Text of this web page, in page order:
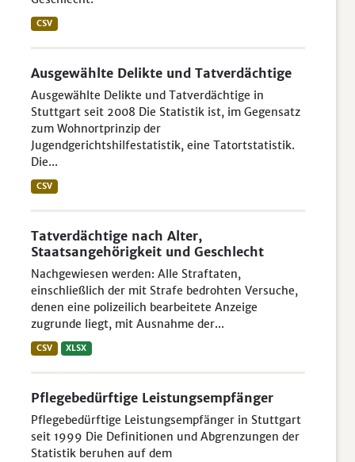
CSV
Ausgewählte Delikte und Tatverdächtige
Ausgewählte Delikte und Tatverdächtige in
Stuttgart seit 2008 Die Statistik ist, im Gegensatz
zum Wohnortprinzip der
Jugendgerichtshilfestatistik, eine Tatortstatistik.
Die...
CSV
Tatverdächtige nach Alter,
Staatsangehörigkeit und Geschlecht
Nachgewiesen werden: Alle Straftaten,
einschließlich der mit Strafe bedrohten Versuche,
denen eine polizeilich bearbeitete Anzeige
zugrunde liegt, mit Ausnahme der...
CSV XLSX
Pflegebedürftige Leistungsempfänger
Pflegebedürftige Leistungsempfänger in Stuttgart
seit 1999 Die Definitionen und Abgrenzungen der
Statistik beruhen auf dem